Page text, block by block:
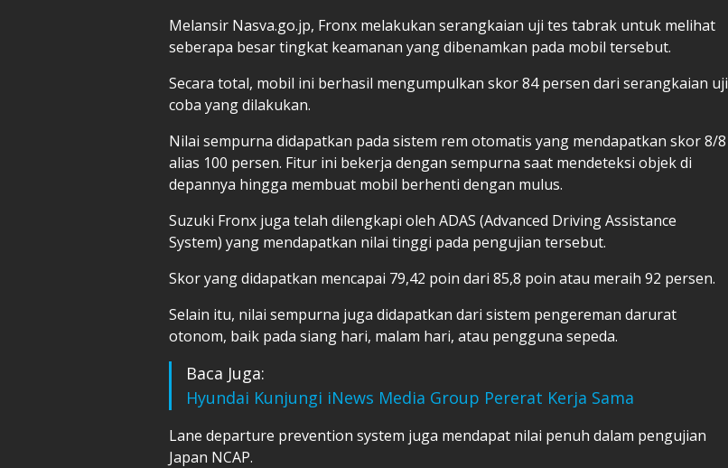
Melansir Nasva.go.jp, Fronx melakukan serangkaian uji tes tabrak untuk melihat
seberapa besar tingkat keamanan yang dibenamkan pada mobil tersebut.
Secara total, mobil ini berhasil mengumpulkan skor 84 persen dari serangkaian uji
coba yang dilakukan.
Nilai sempurna didapatkan pada sistem rem otomatis yang mendapatkan skor 8/8
alias 100 persen. Fitur ini bekerja dengan sempurna saat mendeteksi objek di
depannya hingga membuat mobil berhenti dengan mulus.
Suzuki Fronx juga telah dilengkapi oleh ADAS (Advanced Driving Assistance
System) yang mendapatkan nilai tinggi pada pengujian tersebut.
Skor yang didapatkan mencapai 79,42 poin dari 85,8 poin atau meraih 92 persen.
Selain itu, nilai sempurna juga didapatkan dari sistem pengereman darurat
otonom, baik pada siang hari, malam hari, atau pengguna sepeda.
Baca Juga:
Hyundai Kunjungi iNews Media Group Pererat Kerja Sama
Lane departure prevention system juga mendapat nilai penuh dalam pengujian
Japan NCAP.